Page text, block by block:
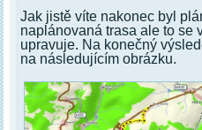
Jak jistě víte nakonec byl
naplánovaná trasa ale to se
upravuje. Na konečný
na následujícím obrázku.